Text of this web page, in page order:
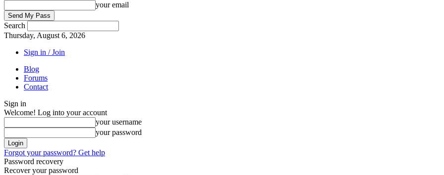
your email
Search
Thursday, August 6, 2026
Sign in / Join
Blog
Forums
Contact
Sign in
Welcome! Log into your account
your username
your password
Forgot your password? Get help
Password recovery
Recover your password